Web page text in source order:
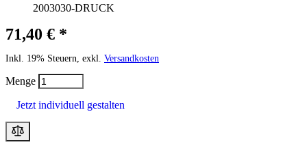
2003030-DRUCK
71,40 € *
Inkl. 19% Steuern, exkl. Versandkosten
Menge
Jetzt individuell gestalten